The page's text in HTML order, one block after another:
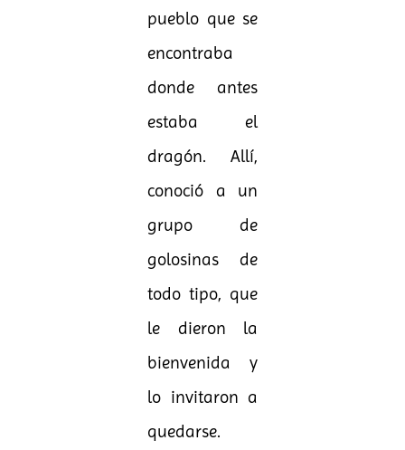
pueblo que se
encontraba
donde antes
estaba el
dragón. Allí,
conoció a un
grupo de
golosinas de
todo tipo, que
le dieron la
bienvenida y
lo invitaron a
quedarse.